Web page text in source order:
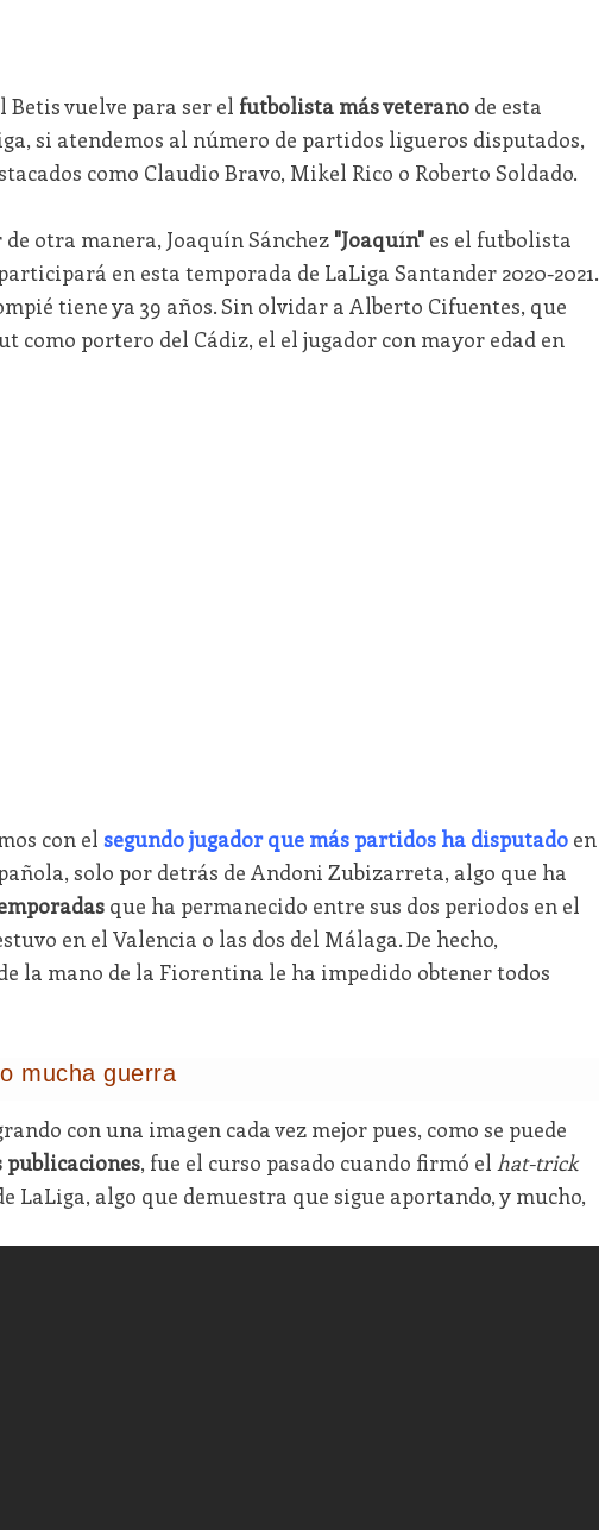
vuelve para ser el futbolista más veteranode esta
si atendemos al número de partidos ligueros disputados,
como Claudio Bravo, Mikel Rico o Roberto Soldado.
otra manera, Joaquín Sánchez "Joaquín"es el futbolista
en esta temporada de LaLiga Santander 2020-2021.
tiene ya 39 años. Sin olvidar a Alberto Cifuentes, que
como portero del Cádiz, el el jugador con mayor edad en
con el segundo jugador que más partidos ha disputadoen
solo por detrás de Andoni Zubizarreta, algo que ha
que ha permanecido entre sus dos periodos en el
en el Valencia o las dos del Málaga. De hecho,
la mano de la Fiorentina le ha impedido obtener todos
mucha guerra
con una imagen cada vez mejor pues, como se puede
publicaciones, fue el curso pasado cuando firmó el hat-trick
LaLiga, algo que demuestra que sigue aportando, y mucho,